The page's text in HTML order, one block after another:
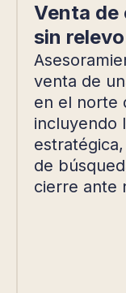
Venta de
sin
venta de
en el norte
incluyendo
de
cierre ante